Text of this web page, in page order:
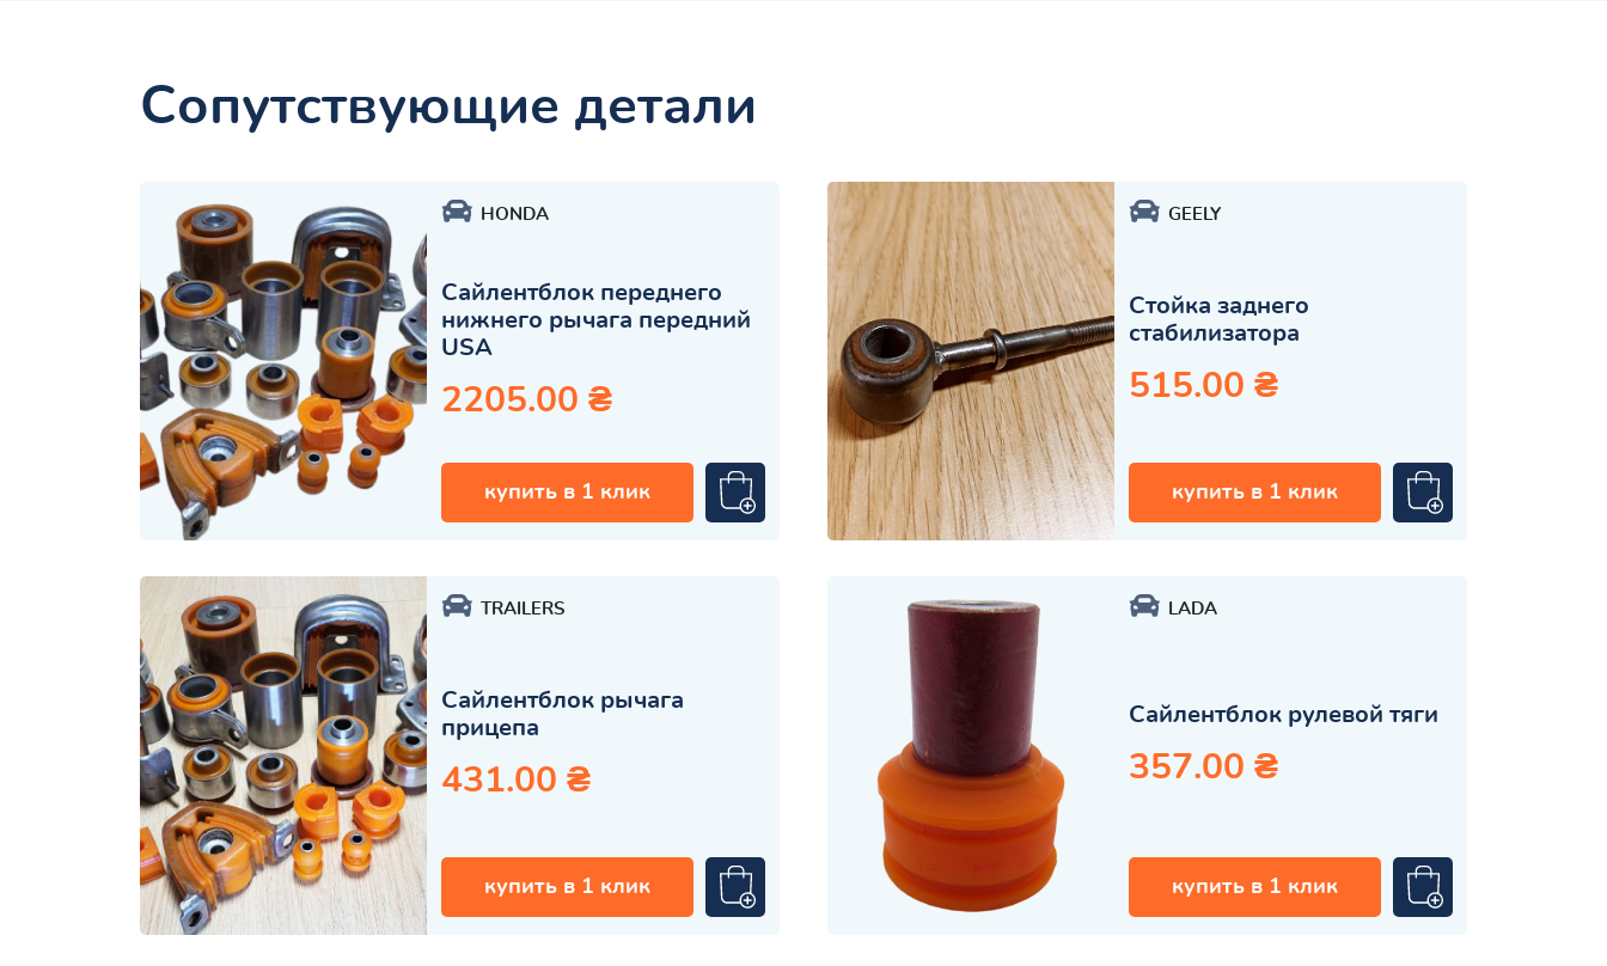
Сопутствующие детали
HONDA
Сайлентблок переднего
нижнего рычага передний
USA
2205.00 ₴
купить в 1 клик
GEELY
Стойка заднего
стабилизатора
515.00 ₴
купить в 1 клик
TRAILERS
Сайлентблок рычага
прицепа
431.00 ₴
купить в 1 клик
LADA
Сайлентблок рулевой тяги
357.00 ₴
купить в 1 клик